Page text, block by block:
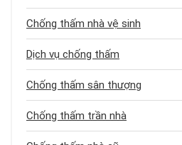
Chống thấm nhà vệ sinh
Dịch vụ chống thấm
Chống thấm sân thượng
Chống thấm trần nhà